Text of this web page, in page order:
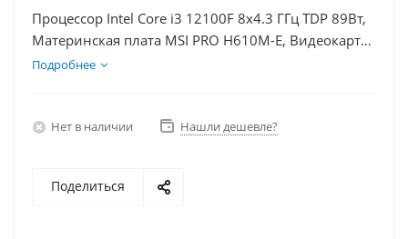
Процессор Intel Core i3 12100F 8x4.3 ГГц TDP 89Вт,
Материнская плата MSI PRO H610M-E, Видеокарта
RTX 5060Ti 8Гб, Память DDR4 16Gb, Диски SSD
Подробнее
Нет в наличии Нашли дешевле?
Поделиться